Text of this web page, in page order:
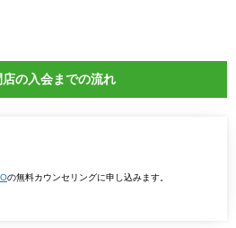
の入会までの流れ
の無料カウンセリングに申し込みます。